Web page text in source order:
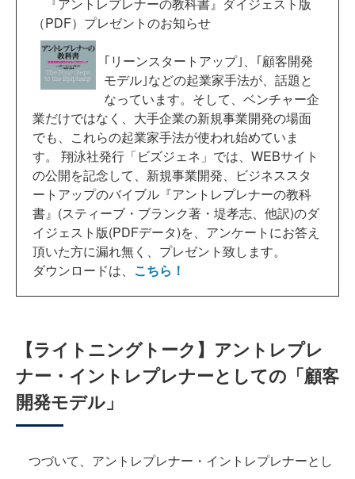
（PDF）プレゼントのお知らせ
｢リーンスタートアップ｣、｢顧客開発
モデル｣などの起業家手法が、話題と
なっています。そして、ベンチャー企
業だけではなく、大手企業の新規事業開発の場面
でも、これらの起業家手法が使われ始めていま
す。 翔泳社発行「ビズジェネ」では、WEBサイト
の公開を記念して、新規事業開発、ビジネススタ
ートアップのバイブル『アントレプレナーの教科
書』(スティーブ・ブランク著・堤孝志、他訳)のダ
イジェスト版(PDFデータ)を、アンケートにお答え
頂いた方に漏れ無く、プレゼント致します。
ダウンロードは、 こちら！
【ライトニングトーク】アントレプレ
ナー・イントレプレナーとしての「顧客
開発モデル」
つづいて、アントレプレナー・イントレプレナーとし